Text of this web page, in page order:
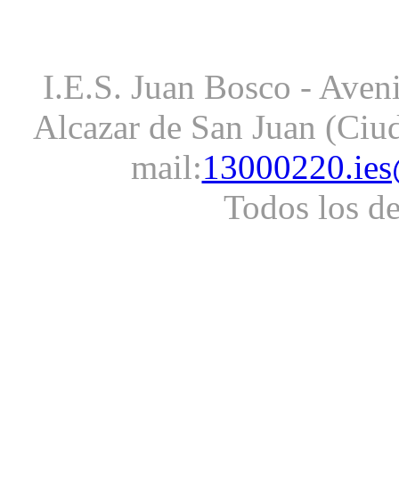
I.E.S. Juan Bosco -
Alcazar de San Juan
mail:
Todos los